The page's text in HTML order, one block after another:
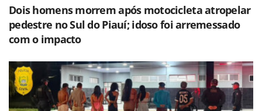
Dois homens morrem após motocicleta atropelar
pedestre no Sul do Piauí; idoso foi arremessado
com o impacto